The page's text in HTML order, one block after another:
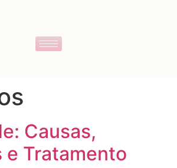
Causas,
e Tratamento